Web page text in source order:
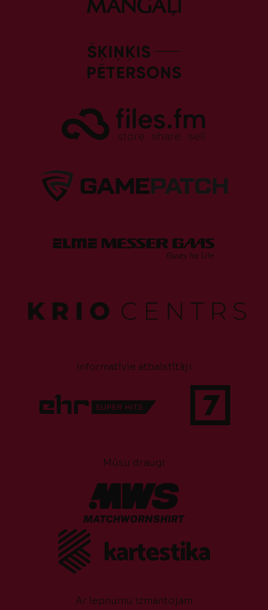
Informatīvie atbalstītāji
Mūsu draugi
Ar lepnumu izmantojam